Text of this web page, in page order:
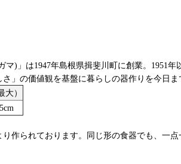
マ)」は1947年島根県揖斐川町に創業。1951
さ」の価値観を基盤に暮らしの器作りを今日
大）
作られております。同じ形の食器でも、一